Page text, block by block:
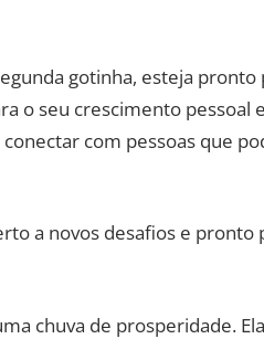
gotinha, esteja pronto
o seu crescimento pessoal e
com pessoas que
a novos desafios e pronto
chuva de prosperidade.